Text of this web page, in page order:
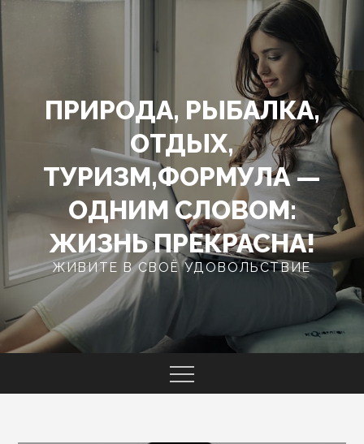
ПРИРОДА, РЫБАЛКА,
ОТДЫХ,
ТУРИЗМ,ФОРМУЛА —
ОДНИМ СЛОВОМ:
ЖИЗНЬ ПРЕКРАСНА!
ЖИВИТЕ В СВОЁ УДОВОЛЬСТВИЕ